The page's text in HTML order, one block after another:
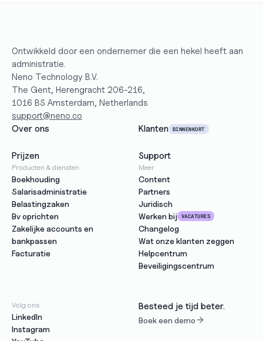
Ontwikkeld door een ondernemer die een hekel heeft aan
administratie.
Neno Technology B.V.
The Gent, Herengracht 206-216,
1016 BS Amsterdam, Netherlands
support@neno.co
Over ons
Klanten BINNENKORT
Prijzen Support
Producten & diensten
Boekhouding
Salarisadministratie
Belastingzaken
Bv oprichten
Zakelijke accounts en
bankpassen
Facturatie
Meer
Content
Partners
Juridisch
Werken bij
VACATURES
Changelog
Wat onze klanten zeggen
Helpcentrum
Beveiligingscentrum
Volg ons
LinkedIn
Instagram
Besteed je tijd beter.
Boek een demo